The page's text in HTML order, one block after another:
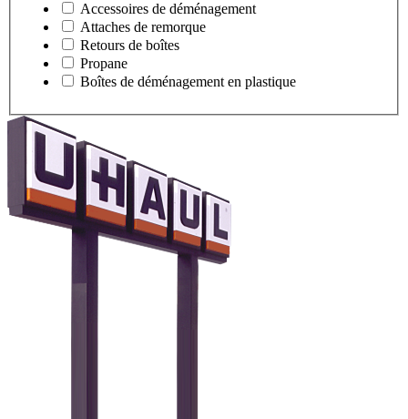
Accessoires de déménagement
Attaches de remorque
Retours de boîtes
Propane
Boîtes de déménagement en plastique